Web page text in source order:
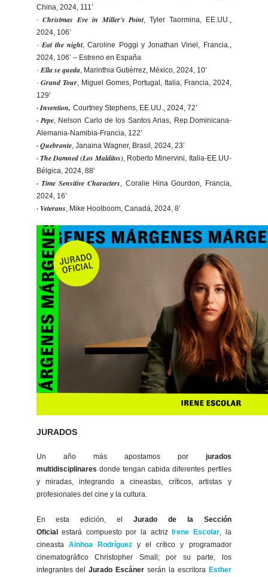
China, 2024, 111’
·Christmas Eve in Miller's Point, Tyler Taormina, EE.UU.,
2024, 106’
·Eat the night, Caroline Poggi y Jonathan Vinel, Francia.,
2024, 106’ – Estreno en España
·Ella se queda, Marinthia Gutiérrez​, México, 2024, 10’
·Grand Tour, Miguel Gomes, Portugal, Italia, Francia, 2024,
129’
· Invention, Courtney Stephens, EE.UU., 2024, 72’
· Pepe, Nelson Carlo de los Santos Arias, Rep.Dominicana-
Alemania-Namibia-Francia, 122’
· Quebrante, Janaina Wagner, Brasil, 2024, 23’
· The Damned (Los Malditos), Roberto Minervini, Italia-EE.UU-
Bélgica, 2024, 88’
· Time Sensitive Characters, Coralie Hina Gourdon, Francia,
2024, 16’
· Veterans, Mike Hoolboom, Canadá, 2024, 8’
JURADOS
Un año más apostamos por jurados
multidisciplinares donde tengan cabida diferentes perfiles
y miradas, integrando a cineastas, críticos, artistas y
profesionales del cine y la cultura.
En esta edición, el Jurado de la Sección
Oficialestará compuesto por la actriz Irene Escolar, la
cineasta Ainhoa Rodríguezy el crítico y programador
cinematográfico Christopher Small; por su parte, los
integrantes delJurado Escáner serán la escritora Esther